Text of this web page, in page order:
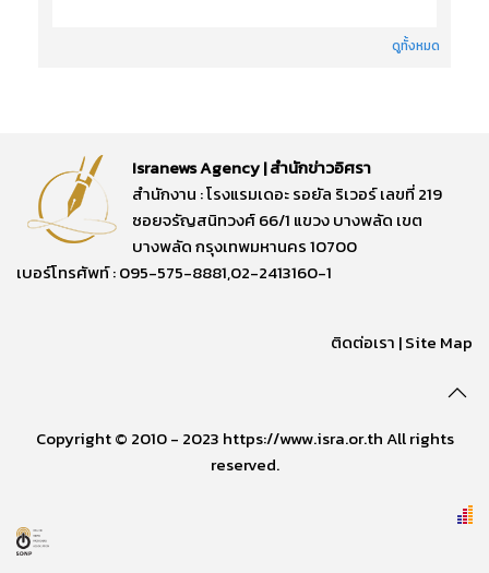
ดูทั้งหมด
Isranews Agency | สำนักข่าวอิศรา
สำนักงาน : โรงแรมเดอะ รอยัล ริเวอร์ เลขที่ 219
ซอยจรัญสนิทวงศ์ 66/1 แขวง บางพลัด เขต
บางพลัด กรุงเทพมหานคร 10700
เบอร์โทรศัพท์ : 095-575-8881,02-2413160-1
ติดต่อเรา |Site Map
Copyright © 2010 - 2023 https://www.isra.or.th All rights
reserved.